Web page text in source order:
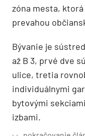
zóna mesta,
prevahou
Bývanie je
až B 3, prvé dve
ulice, tretia
individuálnymi
bytovými
izbami.